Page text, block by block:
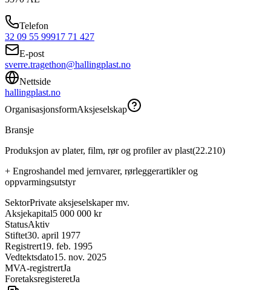
Telefon
32 09 55 99917 71 427
E-post
sverre.tragethon@hallingplast.no
Nettside
hallingplast.no
OrganisasjonsformAksjeselskap
Bransje
Produksjon av plater, film, rør og profiler av plast(22.210)
+ Engroshandel med jernvarer, rørleggerartikler og
oppvarmingsutstyr
SektorPrivate aksjeselskaper mv.
Aksjekapital5 000 000 kr
StatusAktiv
Stiftet30. april 1977
Registrert19. feb. 1995
Vedtektsdato15. nov. 2025
MVA-registrertJa
ForetaksregisteretJa